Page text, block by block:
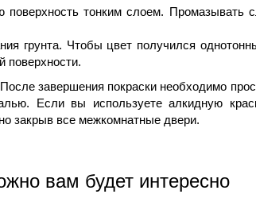
поверхность тонким слоем.
грунта. Чтобы цвет получился
поверхности.
завершения покраски необходимо
Если вы используете алкидную
закрыв все межкомнатные двери.
вам будет интересно